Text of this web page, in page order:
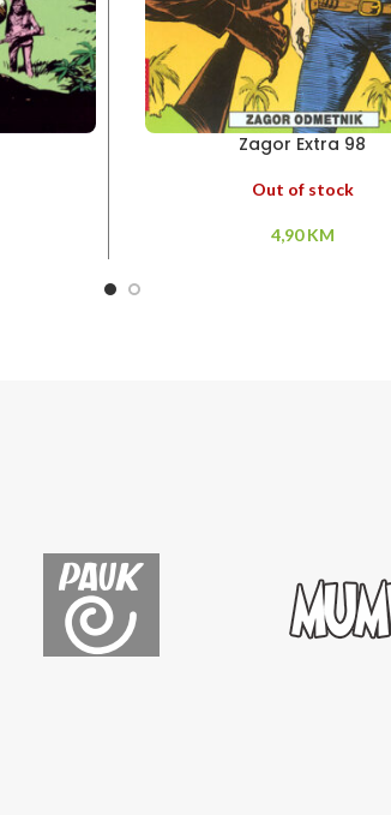
Zagor Extra 98
Out of stock
4,90KM